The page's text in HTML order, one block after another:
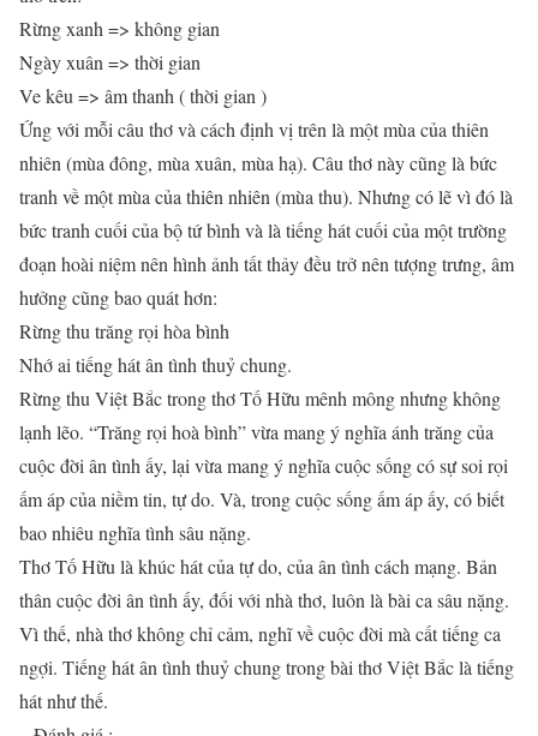
Rừng xanh => không gian
Ngày xuân => thời gian
Ve kêu => âm thanh ( thời gian )
Ứng với mỗi câu thơ và cách định vị trên là một mùa của thiên
nhiên (mùa đông, mùa xuân, mùa hạ). Câu thơ này cũng là bức
tranh về một mùa của thiên nhiên (mùa thu). Nhưng có lẽ vì đó là
bức tranh cuối của bộ tứ bình và là tiếng hát cuối của một trường
đoạn hoài niệm nên hình ảnh tất thảy đều trở nên tượng trưng, âm
hưởng cũng bao quát hơn:
Rừng thu trăng rọi hòa bình
Nhớ ai tiếng hát ân tình thuỷ chung.
Rừng thu Việt Bắc trong thơ Tố Hữu mênh mông nhưng không
lạnh lẽo. “Trăng rọi hoà bình” vừa mang ý nghĩa ánh trăng của
cuộc đời ân tình ấy, lại vừa mang ý nghĩa cuộc sống có sự soi rọi
ấm áp của niềm tin, tự do. Và, trong cuộc sống ấm áp ấy, có biết
bao nhiêu nghĩa tình sâu nặng.
Thơ Tố Hữu là khúc hát của tự do, của ân tình cách mạng. Bản
thân cuộc đời ân tình ấy, đối với nhà thơ, luôn là bài ca sâu nặng.
Vì thế, nhà thơ không chỉ cảm, nghĩ về cuộc đời mà cất tiếng ca
ngợi. Tiếng hát ân tình thuỷ chung trong bài thơ Việt Bắc là tiếng
hát như thế.